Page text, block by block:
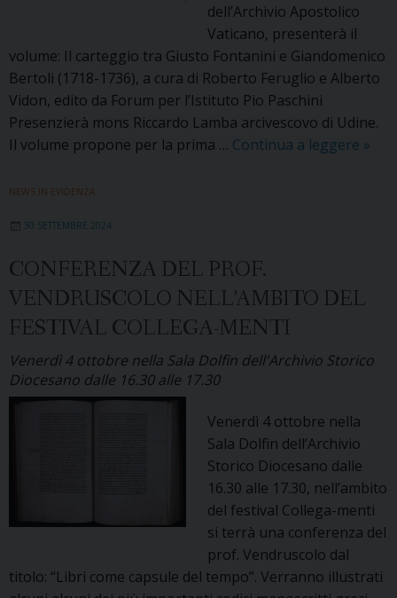
dell’Archivio Apostolico
Vaticano, presenterà il
volume: Il carteggio tra Giusto Fontanini e Giandomenico
Bertoli (1718-1736), a cura di Roberto Feruglio e Alberto
Vidon, edito da Forum per l’Istituto Pio Paschini
Presenzierà mons Riccardo Lamba arcivescovo di Udine.
Il volume propone per la prima … Continua a leggere
e
»
NEWS IN EVIDENZA
30 SETTEMBRE 2024
CONFERENZA DEL PROF.
VENDRUSCOLO NELL’AMBITO DEL
FESTIVAL COLLEGA-MENTI
Venerdì 4 ottobre nella Sala Dolfin dell'Archivio Storico
Diocesano dalle 16.30 alle 17.30
Venerdì 4 ottobre nella
Sala Dolfin dell’Archivio
Storico Diocesano dalle
16.30 alle 17.30, nell’ambito
del festival Collega-menti
si terrà una conferenza del
prof. Vendruscolo dal
titolo: “Libri come capsule del tempo”. Verranno illustrati